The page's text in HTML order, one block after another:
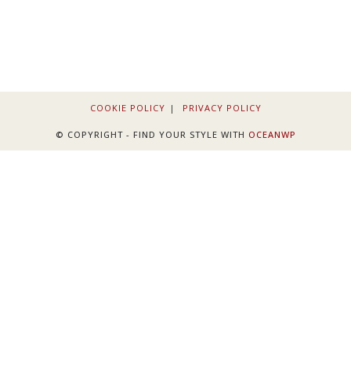
COOKIE POLICY PRIVACY POLICY
© COPYRIGHT - FIND YOUR STYLE WITH OCEANWP